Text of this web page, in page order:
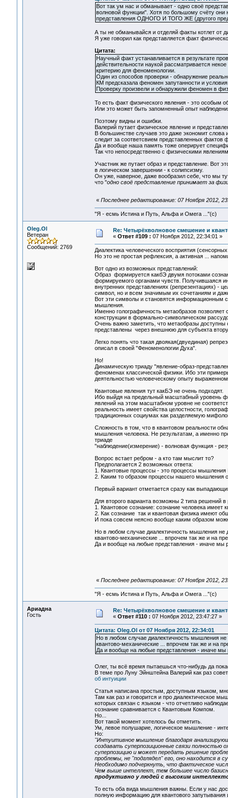
Вот так ум нас и обманывает - одно своё
волновой функции". Хотя по большому счёту они
представления ОДНОГО И ТОГО ЖЕ (другого
А ты не обманывайся и отделяй факты котлет от
Я уже говорил как представляется факт
Цитата:
Научный факт устанавливается в результате
действительности наукой рассматривается
критерию для феноменологии.
Один из способов проверки - обнаружение
КМ предсказала феномен запутанности и
Проверку произвели и обнаружили феномен в
То есть факт физического явления - это особым
Или это может быть запомненный опыт
Поэтому видны и ошибки.
Валерий путает физическое явление и
В большинстве случаев это даже экономит
следит за соответсвием представленных фактов
Да и вообще наша память тоже оперирует
Так что непосредственно с физическими
Участник же путает образ и представление. Вот
в логическом завершении - к солипсизму.
Он уже, наверное, даже вообразил себе, что мы
что "одно своё представление принимает за
« Последнее редактирование: 07 Ноября 2012,
"Я - есмь Истина и Путь, Альфа и Омега ..."(с)
Oleg.Ol
Ветеран
Сообщений: 2769
Re: Четырёхволновое смешение и
« Ответ #109 : 07 Ноября 2012, 22:34:01 »
Диалектика человеческого восприятия
Но это не простая рефлексия, а активная ...
Вот одно из возможных представлений:
Образ формируется какбЭ двумя потоками
формируемого органами чувств. Получившаяся
внутренних представлениях (репрезентациях) -
символ, но и всем значимым их сочетаниям и
Вот эти символы и становятся информационным
мышления.
Именно голографичность метаобразов
конструкции в формально-символическом
Очень важно заметить, что метаобразы доступны
представлены через внешнюю для субъекта
Легко понять что такая двоякая(двуединая)
описал в своей "Феноменологии Духа".
Но!
Динамическую триаду "явление-образ-
феноменах классической физики. Ибо эти
деятельностью человеческому опыту
Квантовые явления тут какБЭ не очень подходят.
Ибо выйдя на предельный масштабный уровень
явлений на этом масштабном уровне не
реальность имеет свойства целостности,
традиционных социумах как разделяемую
Сложность в том, что в квантовом реальности
мышления человека. Не результатам, а именно
триаде
"наблюдение(измерение) - волновая функция -
Вопрос встает ребром - а кто там мыслит то?
Предполагается 2 возможных ответа:
1. Квантовые процессы - это процессы мышления
2. Каким то образом процессы нашего мышления
Первый вариант отметается сразу как
Для второго варианта возможны 2 типа решений в
1. Квантовое сознание: сознание человека имеет
2. Как сознание так и квантовая физика имеют
И пока совсем неясно вообще каким образом
Но в любом случае диалектичность мышления не
квантово-механические ... впрочем так же и на
Да и вообще на любые представления - иначе мы
« Последнее редактирование: 07 Ноября 2012,
"Я - есмь Истина и Путь, Альфа и Омега ..."(с)
Ариадна
Гость
Re: Четырёхволновое смешение и
« Ответ #110 : 07 Ноября 2012, 23:47:27 »
Цитата: Oleg.Ol от 07 Ноября 2012, 22:34:01
Но в любом случае диалектичность мышления не
квантово-механические ... впрочем так же и на
Да и вообще на любые представления - иначе мы
Олег, ты всё время пытаешься что-нибудь да
В теме про Луну Эйнштейна Валерий как раз
об интуиции
Статья написана простым, доступным языком,
Там как раз и говорится и про диалектическое
которых связан с языком - что отчетливо
сознание сравнивается с Квантовым Компом.
Но...
Вот такой момент хотелось бы отметить.
Ум, левое полушарие, логическое мышление -
Но:
"Интуитивное мышление благодаря
создавать суперпозиционные связи
суперпозицию и может передать решение
проблемы, не "подглядел" его, оно находится в
Необходимо подчеркнуть, что фактическое
Чем выше интеллект, тем большее число
продуктивно у людей с высоким
То есть оба вида мышления важны. Если у нас
полную информацию для квантового